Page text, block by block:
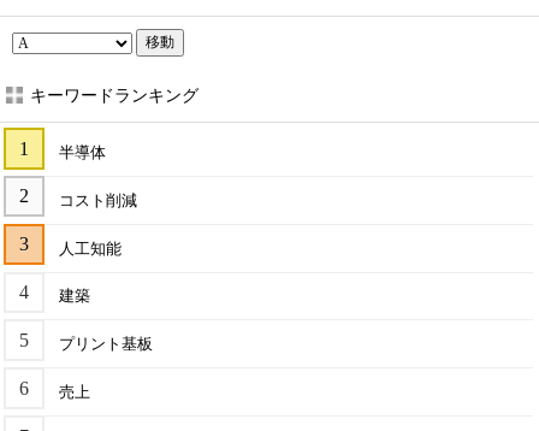
移動
キーワードランキング
半導体
コスト削減
人工知能
建築
プリント基板
売上